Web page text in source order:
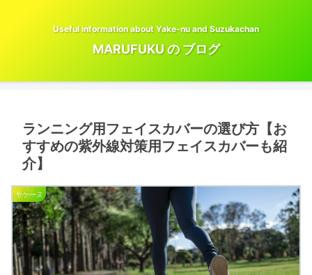
Useful information about Yake-nu and Suzukachan
MARUFUKU の ブログ
ランニング用フェイスカバーの選び方【お
すすめの紫外線対策用フェイスカバーも紹
介】
ヤケーヌ